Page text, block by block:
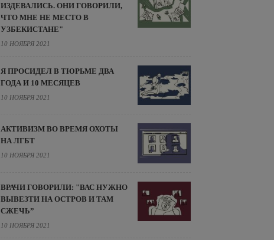
ИЗДЕВАЛИСЬ. ОНИ ГОВОРИЛИ,
ЧТО МНЕ НЕ МЕСТО В
УЗБЕКИСТАНЕ"
10 НОЯБРЯ 2021
Я ПРОСИДЕЛ В ТЮРЬМЕ ДВА
ГОДА И 10 МЕСЯЦЕВ
10 НОЯБРЯ 2021
АКТИВИЗМ ВО ВРЕМЯ ОХОТЫ
НА ЛГБТ
10 НОЯБРЯ 2021
ВРАЧИ ГОВОРИЛИ: "ВАС НУЖНО
ВЫВЕЗТИ НА ОСТРОВ И ТАМ
СЖЕЧЬ”
10 НОЯБРЯ 2021